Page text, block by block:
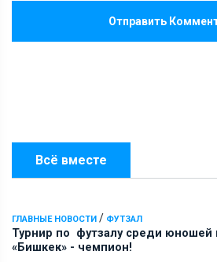
Всё вместе
ГЛАВНЫЕ НОВОСТИ / ФУТЗАЛ
Турнир по футзалу среди юношей
«Бишкек» - чемпион!
Отправить